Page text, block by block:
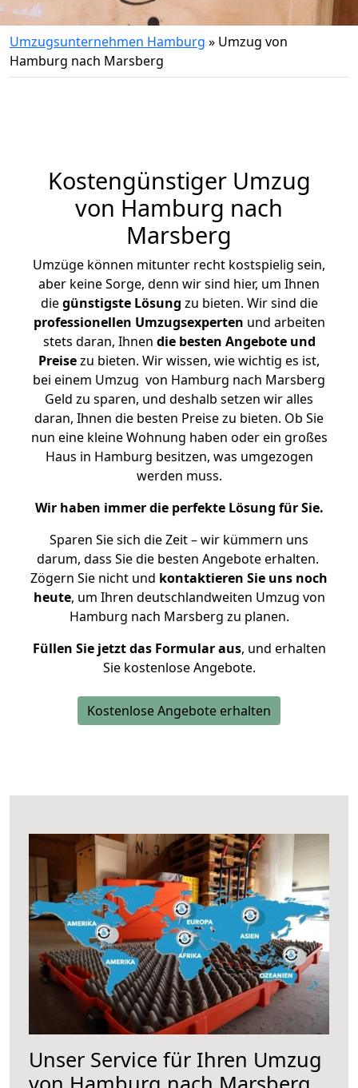
Umzugsunternehmen Hamburg » Umzug von
Hamburg nach Marsberg
Kostengünstiger Umzug
von Hamburg nach
Marsberg
Umzüge können mitunter recht kostspielig sein,
aber keine Sorge, denn wir sind hier, um Ihnen
diegünstigste Lösung zu bieten. Wir sind die
professionellen Umzugsexperten und arbeiten
stets daran, Ihnen die besten Angebote und
Preisezu bieten. Wir wissen, wie wichtig es ist,
bei einem Umzug von Hamburg nach Marsberg
Geld zu sparen, und deshalb setzen wir alles
daran, Ihnen die besten Preise zu bieten. Ob Sie
nun eine kleine Wohnung haben oder ein großes
Haus in Hamburg besitzen, was umgezogen
werden muss.
Wir haben immer die perfekte Lösung für Sie.
Sparen Sie sich die Zeit – wir kümmern uns
darum, dass Sie die besten Angebote erhalten.
Zögern Sie nicht und kontaktieren Sie uns noch
heute, um Ihren deutschlandweiten Umzug von
Hamburg nach Marsberg zu planen.
Füllen Sie jetzt das Formular aus, und erhalten
Sie kostenlose Angebote.
Kostenlose Angebote erhalten
Unser Service für Ihren Umzug